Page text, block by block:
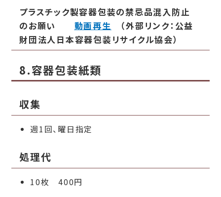
プラスチック製容器包装の禁忌品混入防止
のお願い 動画再生 （外部リンク：公益
財団法人日本容器包装リサイクル協会）
8.容器包装紙類
収集
週1回、曜日指定
処理代
10枚 400円